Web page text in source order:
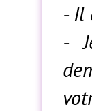
- Il
-